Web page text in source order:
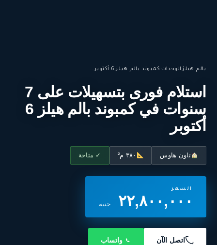
بالم هيلز·الوحدات·كمبوند بالم هيلز 6 أكتوبر...
استلام فورى بتسهيلات على 7
سنوات في كمبوند بالم هيلز 6
أكتوبر
تاون هاوس ٣٨٠ م² ✓ متاحة
السعر
٢٢,٨٠٠,٠٠٠ جنيه
اتصل الآن واتساب